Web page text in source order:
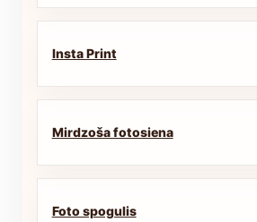
Insta Print
Mirdzoša fotosiena
Foto spogulis